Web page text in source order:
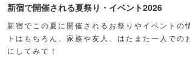
新宿で開催される夏祭り・イベント2026
新宿でこの夏に開催されるお祭りやイベントの
トはもちろん、家族や友人、はたまた一人での
にしてみて！